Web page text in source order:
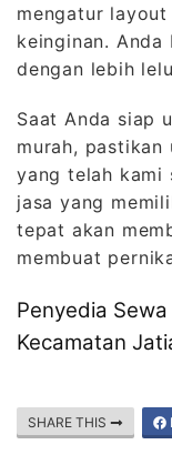
mengatur
keinginan. Anda
dengan lebih
Saat Anda siap
murah,
yang telah kami
jasa yang
tepat akan
membuat
Penyedia
Kecamatan
SHARE THIS